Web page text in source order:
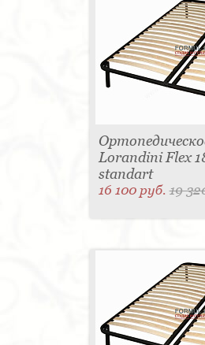
Lorandini Flex
standart
16 100 руб.19